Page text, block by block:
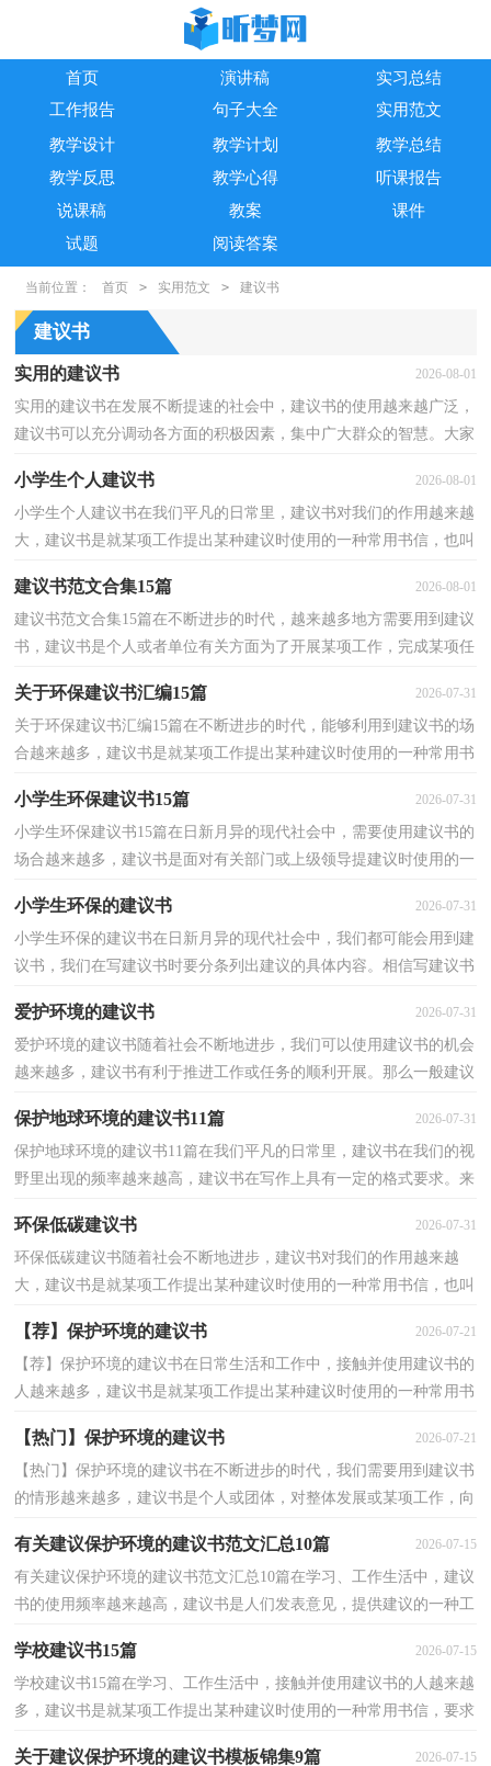
首页 演讲稿
实习总结
工作报告
句子大全
实用范文
教学设计
教学计划
教学总结
教学反思
教学心得
听课报告
说课稿
教案
课件
试题
阅读答案
当前位置： 首页 > 实用范文 > 建议书
建议书
实用的建议书 2026-08-01
实用的建议书在发展不断提速的社会中，建议书的使用越来越广泛，
建议书可以充分调动各方面的积极因素，集中广大群众的智慧。大家
小学生个人建议书 2026-08-01
小学生个人建议书在我们平凡的日常里，建议书对我们的作用越来越
大，建议书是就某项工作提出某种建议时使用的一种常用书信，也叫
建议书范文合集15篇 2026-08-01
建议书范文合集15篇在不断进步的时代，越来越多地方需要用到建议
书，建议书是个人或者单位有关方面为了开展某项工作，完成某项任
关于环保建议书汇编15篇 2026-07-31
关于环保建议书汇编15篇在不断进步的时代，能够利用到建议书的场
合越来越多，建议书是就某项工作提出某种建议时使用的一种常用书
小学生环保建议书15篇 2026-07-31
小学生环保建议书15篇在日新月异的现代社会中，需要使用建议书的
场合越来越多，建议书是面对有关部门或上级领导提建议时使用的一
小学生环保的建议书 2026-07-31
小学生环保的建议书在日新月异的现代社会中，我们都可能会用到建
议书，我们在写建议书时要分条列出建议的具体内容。相信写建议书
爱护环境的建议书 2026-07-31
爱护环境的建议书随着社会不断地进步，我们可以使用建议书的机会
越来越多，建议书有利于推进工作或任务的顺利开展。那么一般建议
保护地球环境的建议书11篇 2026-07-31
保护地球环境的建议书11篇在我们平凡的日常里，建议书在我们的视
野里出现的频率越来越高，建议书在写作上具有一定的格式要求。来
环保低碳建议书 2026-07-31
环保低碳建议书随着社会不断地进步，建议书对我们的作用越来越
大，建议书是就某项工作提出某种建议时使用的一种常用书信，也叫
【荐】保护环境的建议书 2026-07-21
【荐】保护环境的建议书在日常生活和工作中，接触并使用建议书的
人越来越多，建议书是就某项工作提出某种建议时使用的一种常用书
【热门】保护环境的建议书 2026-07-21
【热门】保护环境的建议书在不断进步的时代，我们需要用到建议书
的情形越来越多，建议书是个人或团体，对整体发展或某项工作，向
有关建议保护环境的建议书范文汇总10篇 2026-07-15
有关建议保护环境的建议书范文汇总10篇在学习、工作生活中，建议
书的使用频率越来越高，建议书是人们发表意见，提供建议的一种工
学校建议书15篇 2026-07-15
学校建议书15篇在学习、工作生活中，接触并使用建议书的人越来越
多，建议书是就某项工作提出某种建议时使用的一种常用书信，要求
关于建议保护环境的建议书模板锦集9篇 2026-07-15